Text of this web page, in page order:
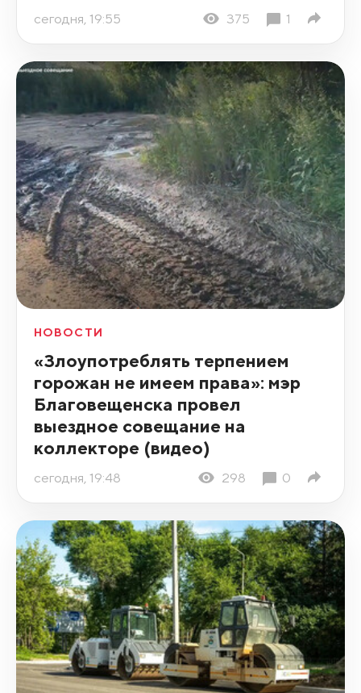
сегодня, 19:55 375 1
НОВОСТИ
«Злоупотреблять терпением
горожан не имеем права»: мэр
Благовещенска провел
выездное совещание на
коллекторе (видео)
сегодня, 19:48 298 0